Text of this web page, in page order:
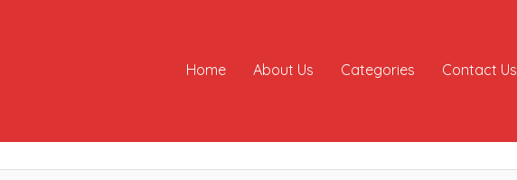
Home About Us Categories Contact Us